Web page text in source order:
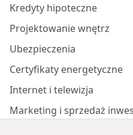
Kredyty hipoteczne
Projektowanie wnętrz
Ubezpieczenia
Certyfikaty energetyczne
Internet i telewizja
Marketing i sprzedaż